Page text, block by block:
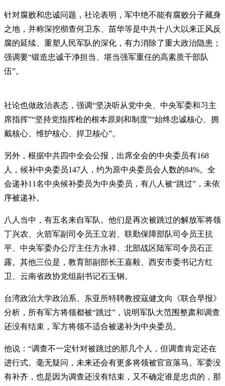
针对腐败和忠诚问题，社论表明，军中绝不能有腐败分子藏身
之地，并称深挖彻查何卫东、苗华等是中共十八大以来正风反
腐的延续、重塑人民军队的深化，有力消除了重大政治隐患；
强调要“锻造忠诚干净担当、堪当强军重任的高素质干部队
伍”。
社论也做政治表态，强调“坚决听从党中央、中央军委和习主
席指挥”“坚持党指挥枪的根本原则和制度”“始终忠诚核心、拥
戴核心、维护核心、捍卫核心”。
另外，根据中共四中全会公报，出席全会的中央委员有168
人，候补中央委员147人，约为原中央委员会人数的84%。全
会递补11名中央候补委员为中央委员，有八人被“跳过”，未依
序被递补。
八人当中，有五名来自军队。他们是再次被跳过的解放军将领
丁兴农、火箭军副司令员王立岩、联勤保障部队司令员王抗
平、中央军委办公厅主任方永祥、北部战区陆军司令员石正
露。其他三位是，教育部副部长王嘉毅、西安市委书记方红
卫、云南省政协党组副书记石玉钢。
台湾政治大学政治系、东亚所特聘教授寇健文向《联合早报》
分析，所有军方将领都被“跳过”，说明军队大范围整肃和调查
还没有结束，军方将领不适合被递补为中央委员。
他说：“调查不一定针对被跳过的那几个人，但调查肯定还在
进行式。毫无疑问，未来还会有更多将领被官宣落马。军委没
有补齐，也是因为调查还没有结束，又不确定谁是忠贞的，那